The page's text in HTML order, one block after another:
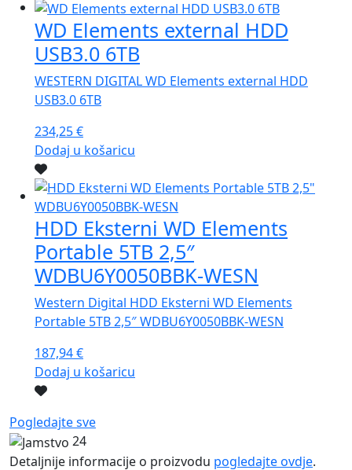
WD Elements external HDD
USB3.0 6TB
WESTERN DIGITAL WD Elements external HDD
USB3.0 6TB
234,25€
Dodaj u košaricu
HDD Eksterni WD Elements
Portable 5TB 2,5″
WDBU6Y0050BBK-WESN
Western Digital HDD Eksterni WD Elements
Portable 5TB 2,5″ WDBU6Y0050BBK-WESN
187,94€
Dodaj u košaricu
Pogledajte sve
24
Detaljnije informacije o proizvodu pogledajte ovdje.